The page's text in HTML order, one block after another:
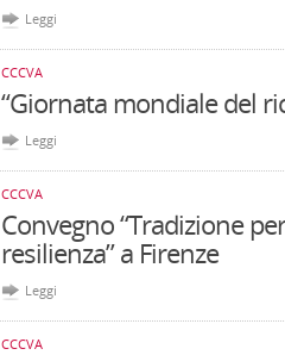
Leggi
CCCVA
“Giornata mondiale del
Leggi
CCCVA
Convegno “Tradizione
resilienza” a Firenze
Leggi
CCCVA